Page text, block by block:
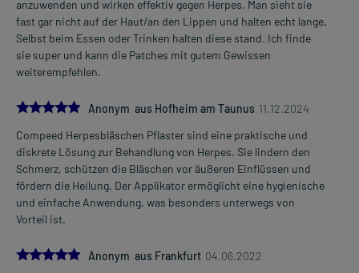
anzuwenden und wirken effektiv gegen Herpes. Man sieht sie
fast gar nicht auf der Haut/an den Lippen und halten echt lange.
Selbst beim Essen oder Trinken halten diese stand. Ich finde
sie super und kann die Patches mit gutem Gewissen
weiterempfehlen.
5.0Anonym aus Hofheim am Taunus 11.12.2024
Compeed Herpesbläschen Pflaster sind eine praktische und
diskrete Lösung zur Behandlung von Herpes. Sie lindern den
Schmerz, schützen die Bläschen vor äußeren Einflüssen und
fördern die Heilung. Der Applikator ermöglicht eine hygienische
und einfache Anwendung, was besonders unterwegs von
Vorteil ist.
5.0Anonym aus Frankfurt 04.06.2022